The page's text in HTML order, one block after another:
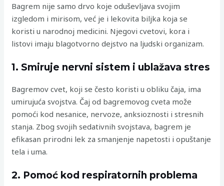
Bagrem nije samo drvo koje oduševljava svojim
izgledom i mirisom, već je i lekovita biljka koja se
koristi u narodnoj medicini. Njegovi cvetovi, kora i
listovi imaju blagotvorno dejstvo na ljudski organizam.
1. Smiruje nervni sistem i ublažava stres
Bagremov cvet, koji se često koristi u obliku čaja, ima
umirujuća svojstva. Čaj od bagremovog cveta može
pomoći kod nesanice, nervoze, anksioznosti i stresnih
stanja. Zbog svojih sedativnih svojstava, bagrem je
efikasan prirodni lek za smanjenje napetosti i opuštanje
tela i uma.
2. Pomoć kod respiratornih problema